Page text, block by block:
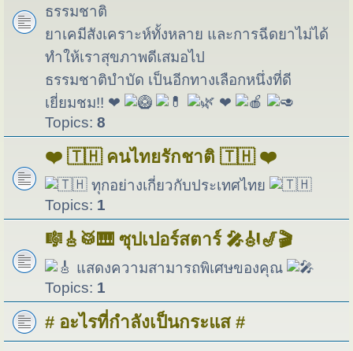
ธรรมชาติ
ยาเคมีสังเคราะห์ทั้งหลาย และการฉีดยาไม่ได้
ทำให้เราสุขภาพดีเสมอไป
ธรรมชาติบำบัด เป็นอีกทางเลือกหนึ่งที่ดี
เยี่ยมชม!! ❤
❤
Topics: 8
❤️ 🇹🇭 คนไทยรักชาติ 🇹🇭 ❤️
ทุกอย่างเกี่ยวกับประเทศไทย
Topics: 1
🎼🎸🥁🎹 ซุปเปอร์สตาร์ 🎤🎻🎷🎬
แสดงความสามารถพิเศษของคุณ
Topics: 1
# อะไรที่กำลังเป็นกระแส #